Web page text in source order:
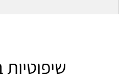
שיפוטיות